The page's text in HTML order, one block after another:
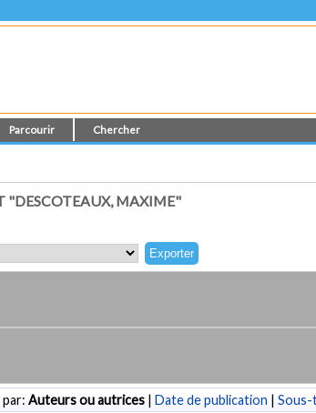
Parcourir Chercher
"DESCOTEAUX, MAXIME"
Auteurs ou autrices | Date de publication | Sous-